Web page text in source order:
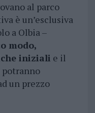
al parco
è un’esclusiva
a Olbia –
modo,
iniziali e il
un prezzo